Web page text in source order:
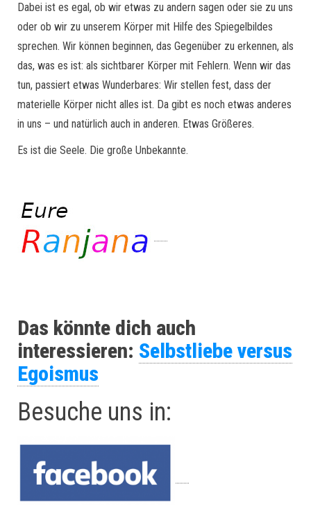
Dabei ist es egal, ob wir etwas zu andern sagen oder sie zu uns
oder ob wir zu unserem Körper mit Hilfe des Spiegelbildes
sprechen. Wir können beginnen, das Gegenüber zu erkennen, als
das, was es ist: als sichtbarer Körper mit Fehlern. Wenn wir das
tun, passiert etwas Wunderbares: Wir stellen fest, dass der
materielle Körper nicht alles ist. Da gibt es noch etwas anderes
in uns – und natürlich auch in anderen. Etwas Größeres.
Es ist die Seele. Die große Unbekannte.
Das könnte dich auch
interessieren: Selbstliebe versus
Egoismus
Besuche uns in: